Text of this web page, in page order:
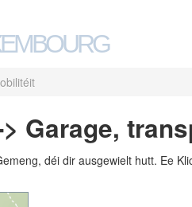
Garage,
déi dir ausgewielt hutt. Ee